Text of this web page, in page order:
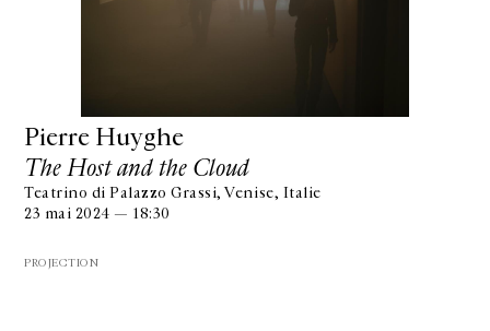
Pierre Huyghe
The Host and the Cloud
Teatrino di Palazzo Grassi, Venise, Italie
23 mai 2024 — 18:30
PROJECTION